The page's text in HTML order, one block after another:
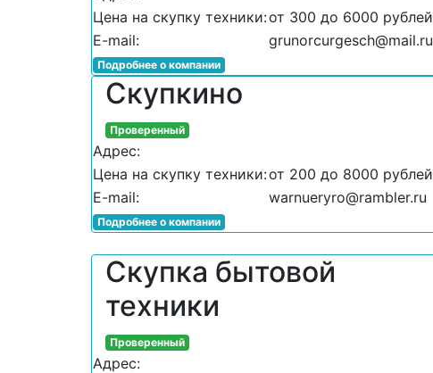
Цена на скупку техники:от 300 до 6000 рублей
E-mail:
grunorcurgesch@mail.ru
Подробнее о компании
Скупкино
Проверенный
Адрес:
Цена на скупку техники:от 200 до 8000 рублей
E-mail:
warnueryro@rambler.ru
Подробнее о компании
Скупка бытовой
техники
Проверенный
Адрес: